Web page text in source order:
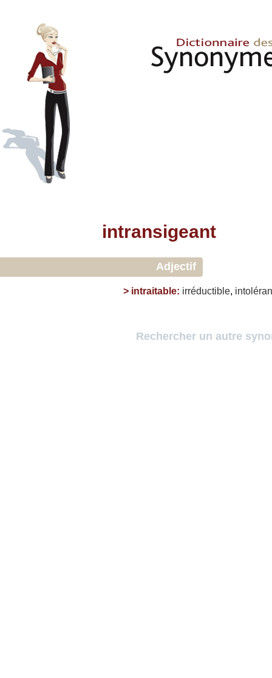
intransigeant
Adjectif
> intraitable: irréductible,
Rechercher un autre